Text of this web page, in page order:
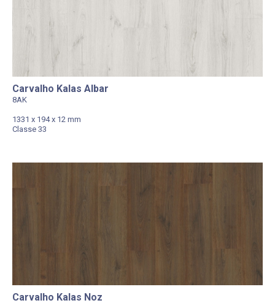
Carvalho Kalas Albar
8AK
1331 x 194 x 12 mm
Classe 33
Carvalho Kalas Noz